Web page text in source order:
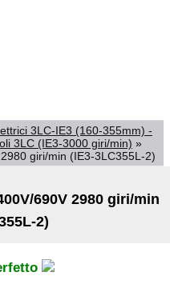
3LC-IE3 (160-355mm) -
3LC (IE3-3000 giri/min) »
giri/min (IE3-3LC355L-2)
690V 2980 giri/min
2)